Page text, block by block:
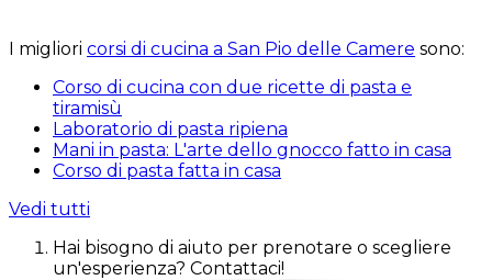
I migliori corsi di cucina a San Pio delle Camere sono:
Corso di cucina con due ricette di pasta e
tiramisù
Laboratorio di pasta ripiena
Mani in pasta: L'arte dello gnocco fatto in casa
Corso di pasta fatta in casa
Vedi tutti
Hai bisogno di aiuto per prenotare o scegliere
un'esperienza? Contattaci!